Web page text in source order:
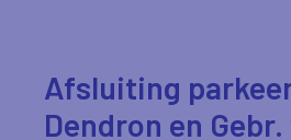
Afsluiting
Dendron en Gebr.